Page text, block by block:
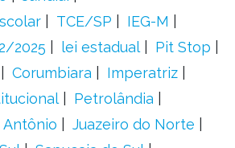
TCE/SP
IEG-M
2025 lei estadual
Pit Stop
Corumbiara
Imperatriz
Petrolândia
Antônio
Juazeiro do Norte